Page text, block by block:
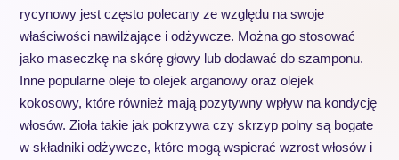
rycynowy jest często polecany ze względu na swoje
właściwości nawilżające i odżywcze. Można go stosować
jako maseczkę na skórę głowy lub dodawać do szamponu.
Inne popularne oleje to olejek arganowy oraz olejek
kokosowy, które również mają pozytywny wpływ na kondycję
włosów. Zioła takie jak pokrzywa czy skrzyp polny są bogate
w składniki odżywcze, które mogą wspierać wzrost włosów i